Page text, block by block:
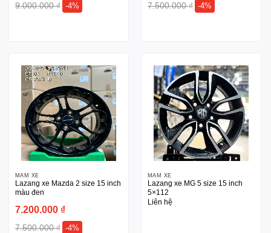
9.000.000₫ -4% 7.500.000₫ -4%
MÂM XE
Lazang xe Mazda 2 size 15 inch
màu đen
7.200.000 ₫
7.500.000₫ -4%
MÂM XE
Lazang xe MG 5 size 15 inch
5×112
Liên hệ